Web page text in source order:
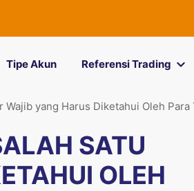
Tipe Akun Referensi Trading
yang Harus Diketahui Oleh Para
SATU
OLEH